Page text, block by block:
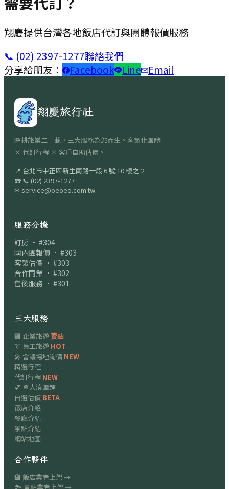
翔慶提供台灣各地飯店代訂與團體報價服務
📞 (02) 2397-1277聯絡我們
分享給朋友：
Facebook Line Email
翔慶旅行社
深耕旅業二十載，三大服務為您而生。客製化團體
× 代訂行程 × 客戶自助估價。
📍 台北市中正區新生南路一段 6 號 10 樓之 2
☎ 📞 (02) 2397-1277
✉ service@oeoeo.com.tw
服務分機
訂房 · #304
國內團報價 · #303
客製估價 · #303
合作同業 · #302
售後服務 · #301
三大服務
🏢 企業旅遊賣點
👔 員工旅遊 HOT
🎤 會議場地詢價 NEW
精選行程
代訂行程 NEW
💕 單人湊團趣
自選估價 BETA
飯店介紹
餐廳介紹
景點介紹
網站地圖
合作夥伴
🏨 飯店業者上架 →